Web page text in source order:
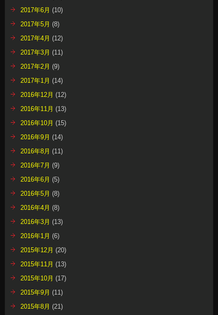
2017年6月 (10)
2017年5月 (8)
2017年4月 (12)
2017年3月 (11)
2017年2月 (9)
2017年1月 (14)
2016年12月 (12)
2016年11月 (13)
2016年10月 (15)
2016年9月 (14)
2016年8月 (11)
2016年7月 (9)
2016年6月 (5)
2016年5月 (8)
2016年4月 (8)
2016年3月 (13)
2016年1月 (6)
2015年12月 (20)
2015年11月 (13)
2015年10月 (17)
2015年9月 (11)
2015年8月 (21)